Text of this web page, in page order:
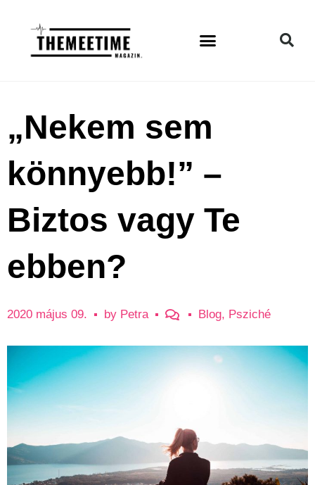
„Nekem sem
könnyebb!” –
Biztos vagy Te
ebben?
2020 május 09. by Petra Blog, Psziché